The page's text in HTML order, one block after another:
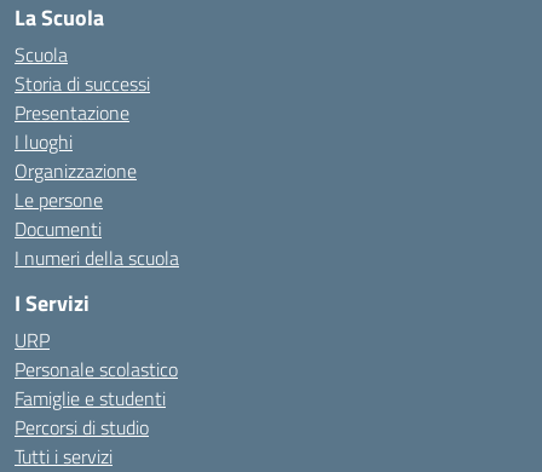
La Scuola
Scuola
Storia di successi
Presentazione
I luoghi
Organizzazione
Le persone
Documenti
I numeri della scuola
I Servizi
URP
Personale scolastico
Famiglie e studenti
Percorsi di studio
Tutti i servizi